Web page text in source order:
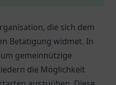
die sich dem
Betätigung widmet. In
gemeinnützige
die Möglichkeit